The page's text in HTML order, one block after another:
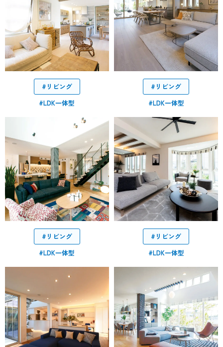
#リビング
#LDK一体型
#リビング
#LDK一体型
#リビング
#LDK一体型
#リビング
#LDK一体型